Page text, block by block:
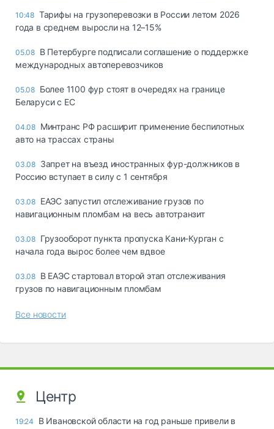
10:48 Тарифы на грузоперевозки в России летом 2026
года в среднем выросли на 12–15%
05.08 В Петербурге подписали соглашение о поддержке
международных автоперевозчиков
05.08 Более 1100 фур стоят в очередях на границе
Беларуси с ЕС
04.08 Минтранс РФ расширит применение беспилотных
авто на трассах страны
03.08 Запрет на въезд иностранных фур-должников в
Россию вступает в силу с 1 сентября
03.08 ЕАЭС запустил отслеживание грузов по
навигационным пломбам на весь автотранзит
03.08 Грузооборот пункта пропуска Кани-Курган с
начала года вырос более чем вдвое
03.08 В ЕАЭС стартовал второй этап отслеживания
грузов по навигационным пломбам
Все новости
Центр
19:24
В Ивановской области на год раньше привели в